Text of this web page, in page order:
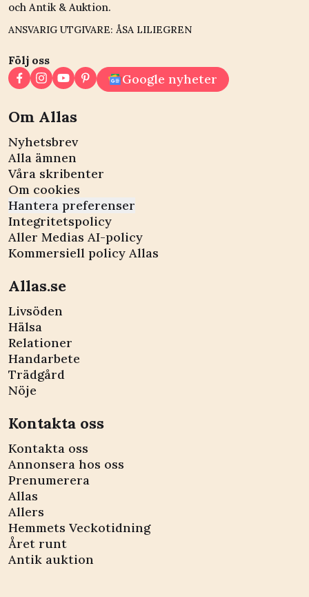
och Antik & Auktion.
ANSVARIG UTGIVARE: ÅSA LILIEGREN
Följ oss
Google nyheter
Om Allas
Nyhetsbrev
Alla ämnen
Våra skribenter
Om cookies
Hantera preferenser
Integritetspolicy
Aller Medias AI-policy
Kommersiell policy Allas
Allas.se
Livsöden
Hälsa
Relationer
Handarbete
Trädgård
Nöje
Kontakta oss
Kontakta oss
Annonsera hos oss
Prenumerera
Allas
Allers
Hemmets Veckotidning
Året runt
Antik auktion